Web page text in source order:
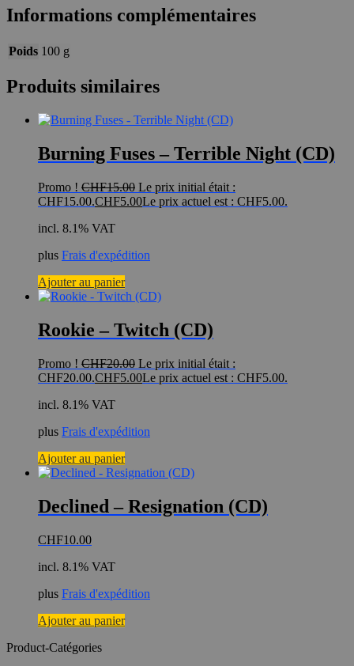
Informations complémentaires
Poids 100 g
Produits similaires
Burning Fuses – Terrible Night (CD)
Promo ! CHF15.00 Le prix initial était :
CHF15.00.CHF5.00Le prix actuel est : CHF5.00.
incl. 8.1% VAT
plus Frais d'expédition
Ajouter au panier
Rookie – Twitch (CD)
Promo ! CHF20.00 Le prix initial était :
CHF20.00.CHF5.00Le prix actuel est : CHF5.00.
incl. 8.1% VAT
plus Frais d'expédition
Ajouter au panier
Declined – Resignation (CD)
CHF10.00
incl. 8.1% VAT
plus Frais d'expédition
Ajouter au panier
Product-Catégories